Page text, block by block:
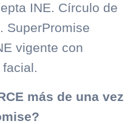
INE. Círculo de
SuperPromise
vigente con
más de una vez